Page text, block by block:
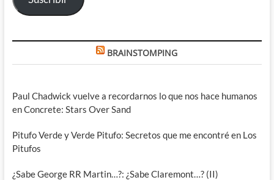
BRAINSTOMPING
Paul Chadwick vuelve a recordarnos lo que nos hace humanos
en Concrete: Stars Over Sand
Pitufo Verde y Verde Pitufo: Secretos que me encontré en Los
Pitufos
¿Sabe George RR Martin…?: ¿Sabe Claremont…? (II)